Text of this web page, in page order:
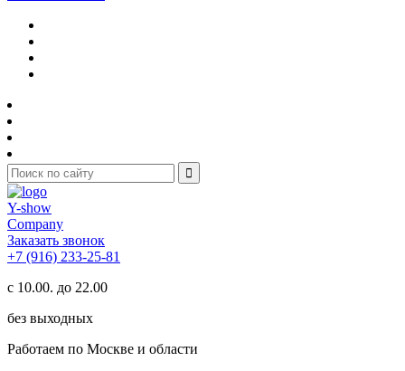
Y-show
Company
Заказать звонок
+7 (916) 233-25-81
с 10.00. до 22.00
без выходных
Работаем по Москве и области